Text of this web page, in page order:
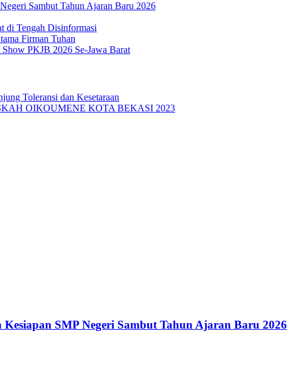
Sambut Tahun Ajaran Baru 2026
di Tengah Disinformasi
Firman Tuhan
PKJB 2026 Se-Jawa Barat
Toleransi dan Kesetaraan
OIKOUMENE KOTA BEKASI 2023
SMP Negeri Sambut Tahun Ajaran Baru 2026